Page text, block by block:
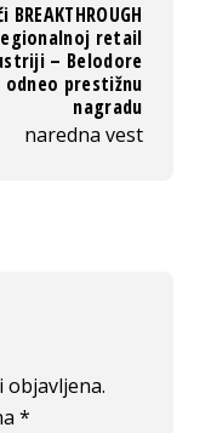
BREAKTHROUGH
retail
– Belodore
odneo prestižnu
nagradu
naredna vest
objavljena.
*